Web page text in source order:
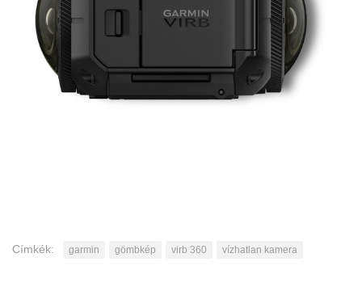
Címkék: garmin gömbkép virb 360 vízhatlan kamera